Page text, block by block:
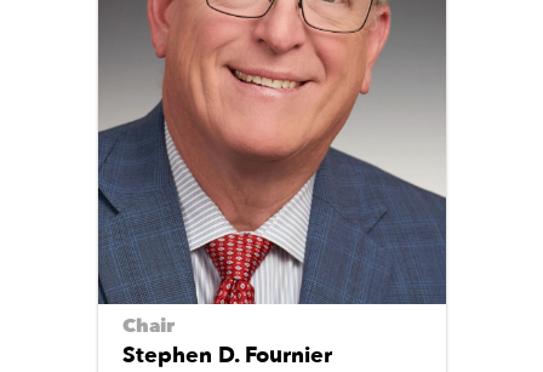
Chair
Stephen D. Fournier